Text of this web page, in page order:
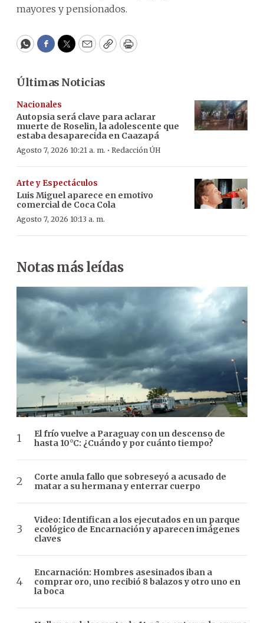
mayores y pensionados.
WhatsApp
Facebook
Twitter
EmailCopyPrint
Últimas Noticias
Nacionales
Autopsia será clave para aclarar
muerte de Roselin, la adolescente que
estaba desaparecida en Caazapá
Agosto 7, 2026 10:21 a. m. · Redacción ÚH
Arte y Espectáculos
Luis Miguel aparece en emotivo
comercial de Coca Cola
Agosto 7, 2026 10:13 a. m.
Notas más leídas
El frío vuelve a Paraguay con un descenso de
hasta 10°C: ¿Cuándo y por cuánto tiempo?
Corte anula fallo que sobreseyó a acusado de
matar a su hermana y enterrar cuerpo
Video: Identifican a los ejecutados en un parque
ecológico de Encarnación y aparecen imágenes
claves
Encarnación: Hombres asesinados iban a
comprar oro, uno recibió 8 balazos y otro uno en
la boca